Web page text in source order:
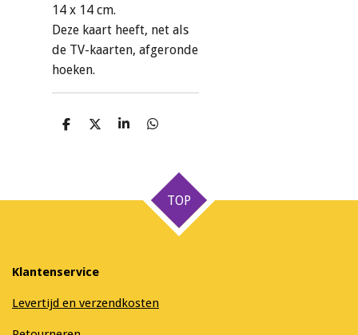
14 x 14 cm.
Deze kaart heeft, net als
de TV-kaarten, afgeronde
hoeken.
D
D
S
D
TOP
Klantenservice
Levertijd en verzendkosten